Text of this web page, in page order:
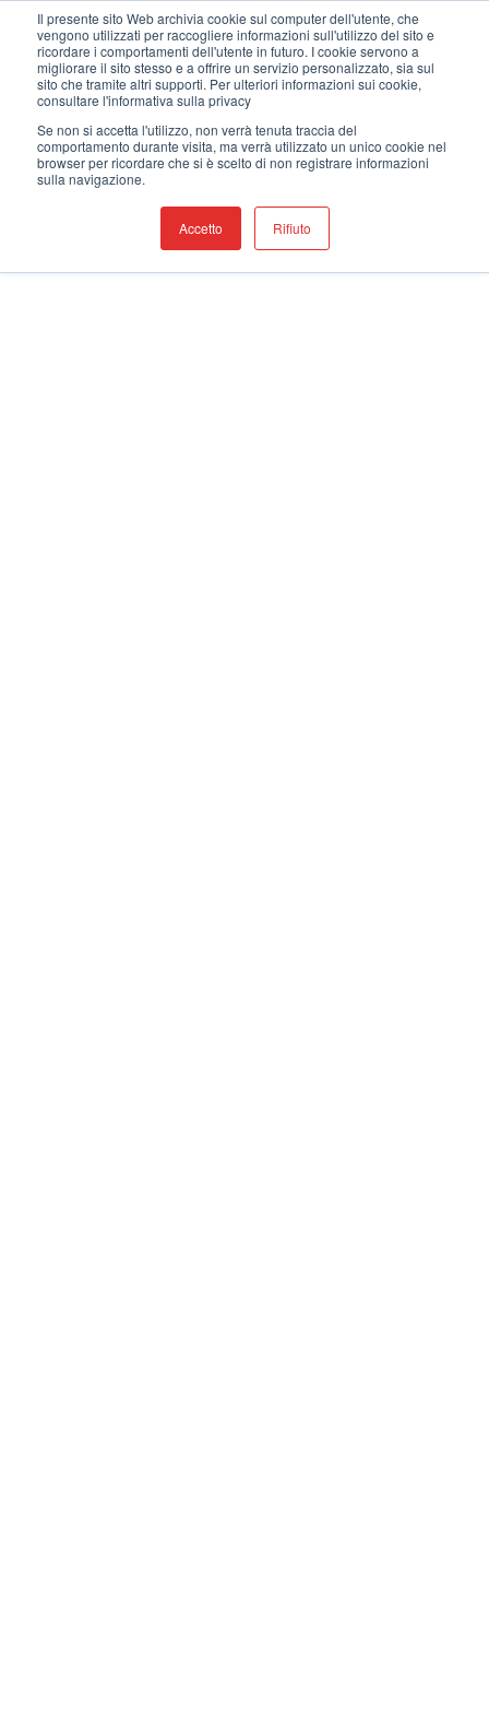
Il presente sito Web archivia cookie sul computer dell'utente, che
vengono utilizzati per raccogliere informazioni sull'utilizzo del sito e
ricordare i comportamenti dell'utente in futuro. I cookie servono a
migliorare il sito stesso e a offrire un servizio personalizzato, sia sul
sito che tramite altri supporti. Per ulteriori informazioni sui cookie,
consultare l'informativa sulla privacy
Se non si accetta l'utilizzo, non verrà tenuta traccia del
comportamento durante visita, ma verrà utilizzato un unico cookie nel
browser per ricordare che si è scelto di non registrare informazioni
sulla navigazione.
Accetto Rifiuto
contenuti
Benvenuti nel nostro nuovo sito web !